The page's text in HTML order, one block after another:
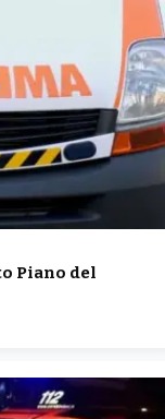
Piano del